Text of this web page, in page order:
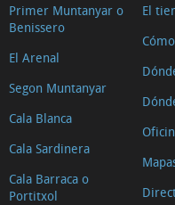
Primer Muntanyar o
Benissero
El Arenal
Segon Muntanyar
Cala Blanca
Cala Sardinera
Cala Barraca o
Portitxol
El